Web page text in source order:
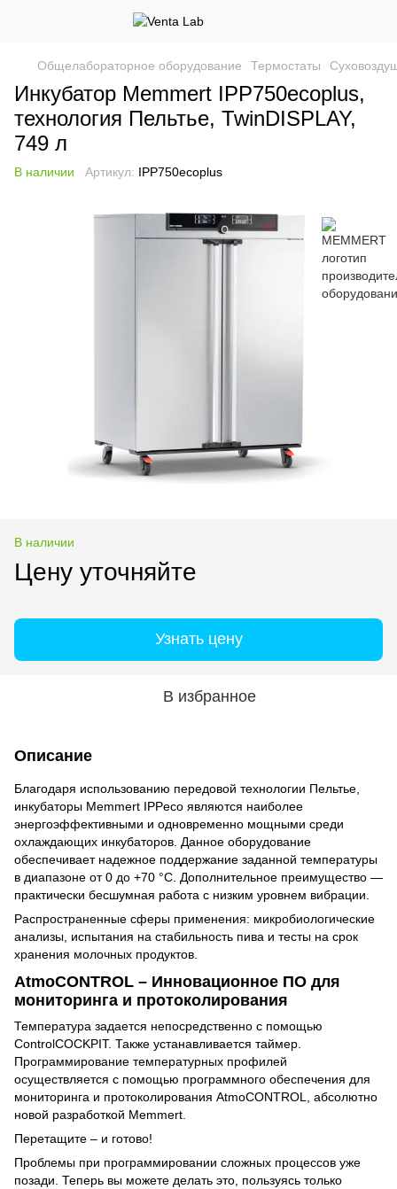
Общелабораторное оборудование Термостаты
Инкубатор Memmert IPP750ecoplus,
технология Пельтье, TwinDISPLAY,
749 л
В наличии Артикул: IPP750ecoplus
В наличии
Цену уточняйте
Узнать цену
В избранное
Описание
Благодаря использованию передовой технологии Пельтье,
инкубаторы Memmert IPPeco являются наиболее
энергоэффективными и одновременно мощными среди
охлаждающих инкубаторов. Данное оборудование
обеспечивает надежное поддержание заданной температуры
в диапазоне от 0 до +70 °C. Дополнительное преимущество —
практически бесшумная работа с низким уровнем вибрации.
Распространенные сферы применения: микробиологические
анализы, испытания на стабильность пива и тесты на срок
хранения молочных продуктов.
AtmoCONTROL – Инновационное ПО для
мониторинга и протоколирования
Температура задается непосредственно с помощью
ControlCOCKPIT. Также устанавливается таймер.
Программирование температурных профилей
осуществляется с помощью программного обеспечения для
мониторинга и протоколирования AtmoCONTROL, абсолютно
новой разработкой Memmert.
Перетащите – и готово!
Проблемы при программировании сложных процессов уже
позади. Теперь вы можете делать это, пользуясь только